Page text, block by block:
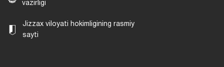
vazirligi
Jizzax viloyati hokimligining rasmiy
sayti